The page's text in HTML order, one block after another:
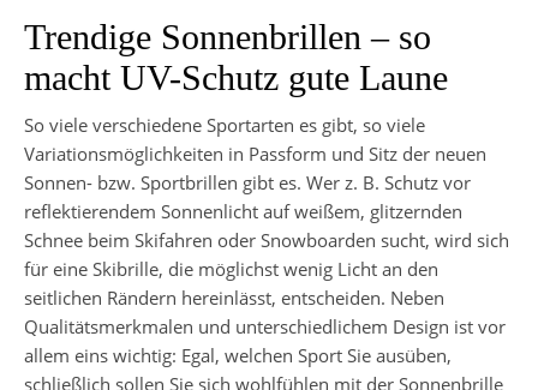
Trendige Sonnenbrillen – so
macht UV-Schutz gute Laune
So viele verschiedene Sportarten es gibt, so viele
Variationsmöglichkeiten in Passform und Sitz der neuen
Sonnen- bzw. Sportbrillen gibt es. Wer z. B. Schutz vor
reflektierendem Sonnenlicht auf weißem, glitzernden
Schnee beim Skifahren oder Snowboarden sucht, wird sich
für eine Skibrille, die möglichst wenig Licht an den
seitlichen Rändern hereinlässt, entscheiden. Neben
Qualitätsmerkmalen und unterschiedlichem Design ist vor
allem eins wichtig: Egal, welchen Sport Sie ausüben,
schließlich sollen Sie sich wohlfühlen mit der Sonnenbrille